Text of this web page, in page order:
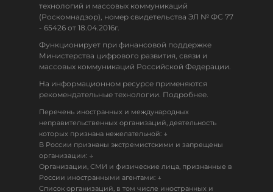
технологий и массовых коммуникаций
(Роскомнадзор), номер свидетельства ЭЛ № ФС 77
- 65426 от 18.04.2016г.
Функционирует при финансовой поддержке
Министерства цифрового развития, связи и
массовых коммуникаций Российской Федерации.
На информационном ресурсе применяются
рекомендательные технологии. Подробнее.
Перечень иностранных и международных
неправительственных организаций, деятельность
которых признана нежелательной: ↓
В России признаны экстремистскими и запрещены
организации: ↓
Организации, СМИ и физические лица, признанные в
России иностранными агентами: ↓
Список организаций, в том числе иностранных и